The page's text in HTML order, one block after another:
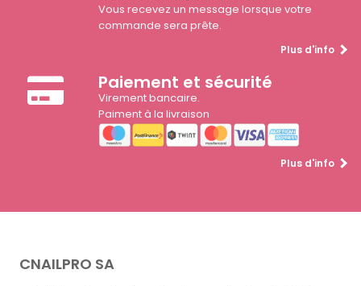
Vous recevez un message lorsque votre
commande sera prête.
Plus d'info
Paiement et sécurité
Virement bancaire.
Paiment à la livraison
Plus d'info
CNAILPRO SA